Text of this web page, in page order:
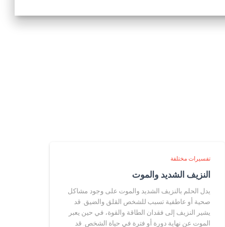
تفسيرات مختلفة
النزيف الشديد والموت
يدل الحلم بالنزيف الشديد والموت على وجود مشاكل
صحية أو عاطفية تسبب للشخص القلق والضيق. قد
يشير النزيف إلى فقدان الطاقة والقوة، في حين يعبر
الموت عن نهاية دورة أو فترة في حياة الشخص. قد